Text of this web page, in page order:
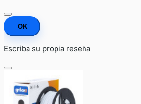
OK
Escriba su propia reseña